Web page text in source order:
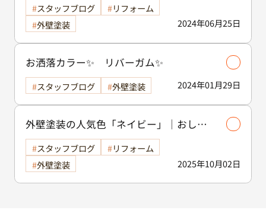
2024年06月25日
スタッフブログ
リフォーム
外壁塗装
お洒落カラー✨ リバーガム✨
2024年01月29日
スタッフブログ 外壁塗装
外壁塗装の人気色「ネイビー」｜おしゃ
れで落ち着きのあるネイビーに合うおす
すめ配色4選を色の専門家が徹底解説❗❗
2025年10月02日
スタッフブログ
リフォーム
外壁塗装